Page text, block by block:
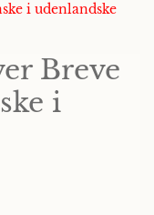
i udenlandske
Breve
i